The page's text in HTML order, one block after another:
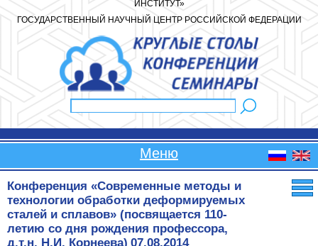
ИНСТИТУТ»
ГОСУДАРСТВЕННЫЙ НАУЧНЫЙ ЦЕНТР РОССИЙСКОЙ ФЕДЕРАЦИИ
Форма поиска
Меню
Конференция «Современные методы и
технологии обработки деформируемых
сталей и сплавов» (посвящается 110-
летию со дня рождения профессора,
д.т.н. Н.И. Корнеева) 07.08.2014